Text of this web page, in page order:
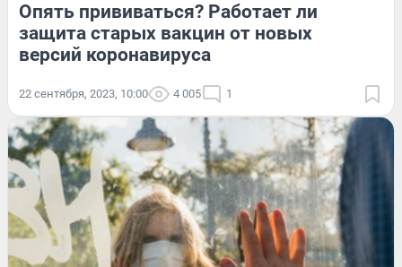
Опять прививаться? Работает ли
защита старых вакцин от новых
версий коронавируса
22 сентября, 2023, 10:00 4 005 1